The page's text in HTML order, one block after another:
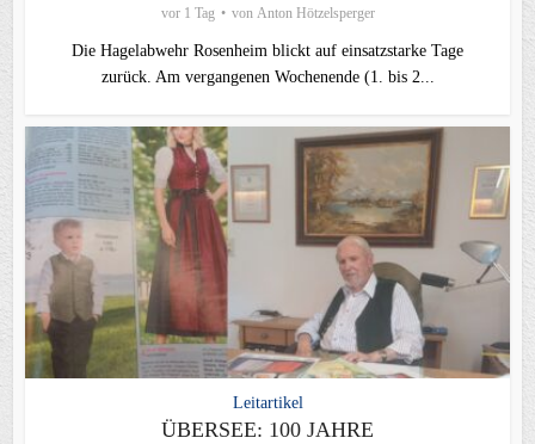
vor 1 Tag von Anton Hötzelsperger
Die Hagelabwehr Rosenheim blickt auf einsatzstarke Tage
zurück. Am vergangenen Wochenende (1. bis 2...
Leitartikel
ÜBERSEE: 100 JAHRE